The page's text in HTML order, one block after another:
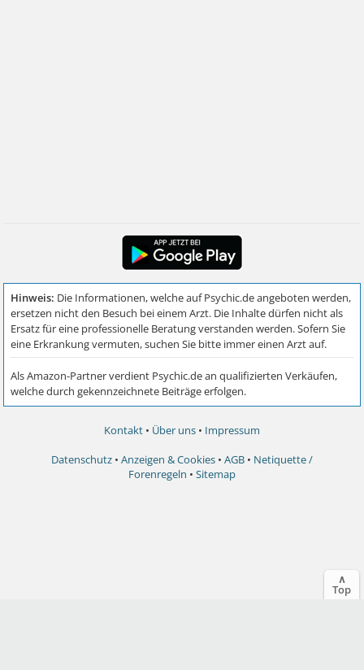
Kontakt • Über uns • Impressum
Datenschutz • Anzeigen & Cookies • AGB • Netiquette /
Forenregeln • Sitemap
∧
Top